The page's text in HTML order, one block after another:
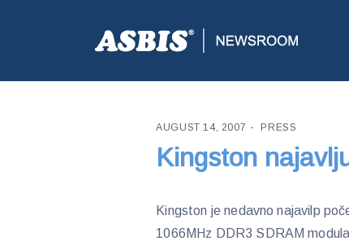
ASBIS CROATIA>PRESS> KINGSTON
AUGUST 14, 2007 PRESS
Kingston
Kingston je nedavno najavilp
1066MHz DDR3 SDRAM